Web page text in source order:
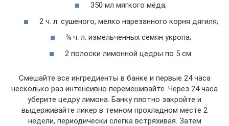
350 мл мягкого мёда;
2 ч. л. сушеного, мелко нарезанного корня дягиля;
¼ ч. л. измельченных семян укропа;
2 полоски лимонной цедры по 5 см.
Смешайте все ингредиенты в банке и первые 24 часа
несколько раз интенсивно перемешивайте. Через 24 часа
уберите цедру лимона. Банку плотно закройте и
выдерживайте ликер в темном прохладном месте 2
недели, периодически слегка встряхивая. Затем